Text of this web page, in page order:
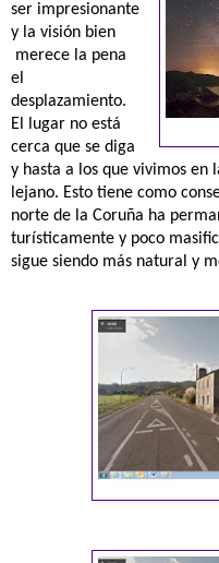
ser impresionante
y la visión bien
merece la pena
el
desplazamiento.
El lugar no está
cerca que se diga
y hasta a los que vivimos en
lejano. Esto tiene como
norte de la Coruña ha
turísticamente y poco
sigue siendo más natural y